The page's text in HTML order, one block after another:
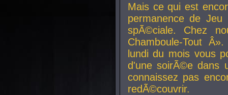
Mais ce qui est
permanence de
spÃ©ciale. Chez
Chamboule-Tout
lundi du mois vous
d'une soirÃ©e dans
connaissez pas
redÃ©couvrir.